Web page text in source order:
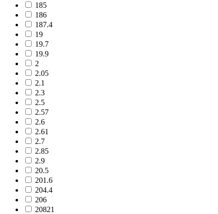
185
186
187.4
19
19.7
19.9
2
2.05
2.1
2.3
2.5
2.57
2.6
2.61
2.7
2.85
2.9
20.5
201.6
204.4
206
20821